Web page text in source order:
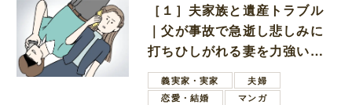
［１］夫家族と遺産トラブル
｜父が事故で急逝し悲しみに
打ちひしがれる妻を力強い言
葉で励ます夫
義実家・実家
夫婦
恋愛・結婚
マンガ